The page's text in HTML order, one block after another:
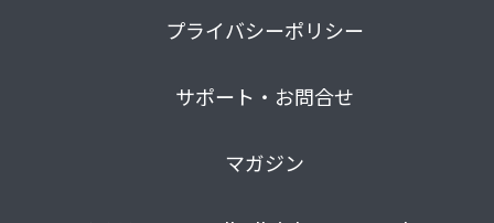
プライバシーポリシー
サポート・お問合せ
マガジン